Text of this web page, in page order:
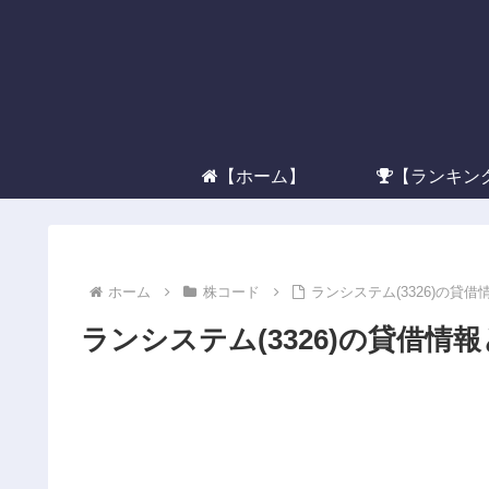
【ホーム】 【ランキン
ホーム 株コード ランシステム(3326)の貸借
ランシステム(3326)の貸借情